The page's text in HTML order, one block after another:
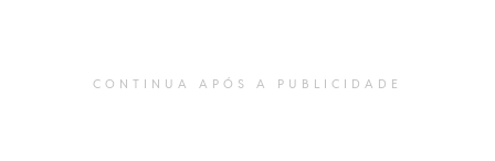
CONTINUA APÓS A PUBLICIDADE